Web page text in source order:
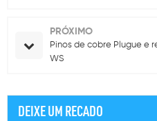
PRÓXIMO
Pinos de cobre Plugue e
WS
DEIXE UM RECADO